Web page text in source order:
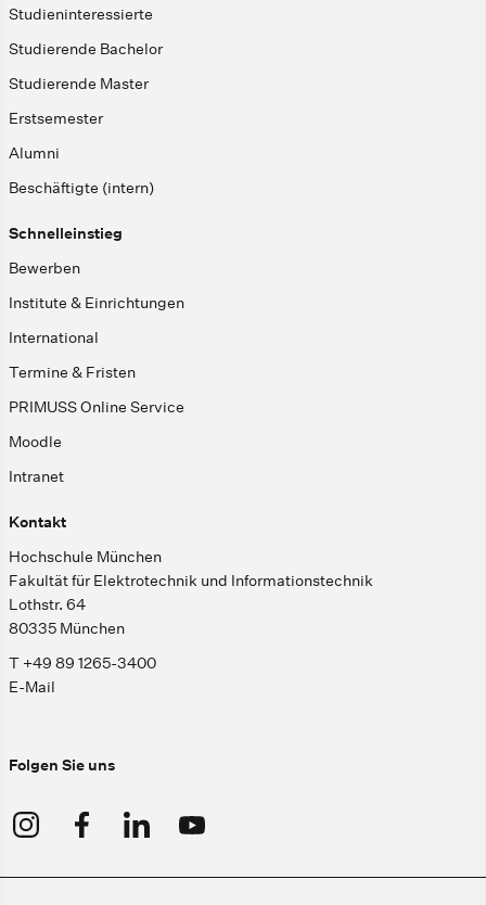
Studieninteressierte
Studierende Bachelor
Studierende Master
Erstsemester
Alumni
Beschäftigte (intern)
Schnelleinstieg
Bewerben
Institute & Einrichtungen
International
Termine & Fristen
PRIMUSS Online Service
Moodle
Intranet
Kontakt
Hochschule München
Fakultät für Elektrotechnik und Informationstechnik
Lothstr. 64
80335 München
T +49 89 1265-3400
E-Mail
Folgen Sie uns